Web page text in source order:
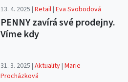
13. 4. 2025 |Retail|Eva Svobodová
PENNY zavírá své prodejny.
Víme kdy
31. 3. 2025 |Aktuality|Marie
Procházková